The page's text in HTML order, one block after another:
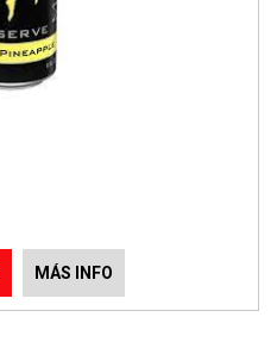
MÁS INFO